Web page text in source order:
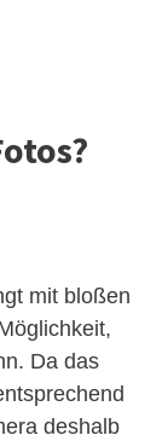
mit bloßen
Da das
deshalb